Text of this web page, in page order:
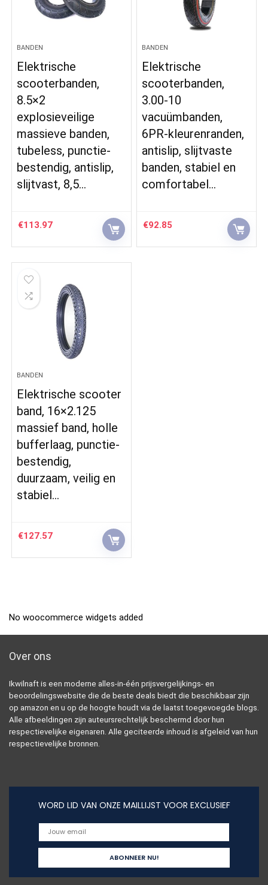
BANDEN
Elektrische
scooterbanden,
8.5×2
explosieveilige
massieve banden,
tubeless, punctie-
bestendig, antislip,
slijtvast, 8,5…
€113.97
BANDEN
Elektrische
scooterbanden,
3.00-10
vacuümbanden,
6PR-kleurenranden,
antislip, slijtvaste
banden, stabiel en
comfortabel…
€92.85
BANDEN
Elektrische scooter
band, 16×2.125
massief band, holle
bufferlaag, punctie-
bestendig,
duurzaam, veilig en
stabiel…
€127.57
No woocommerce widgets added
Over ons
Ikwilnaft is een moderne alles-in-één prijsvergelijkings- en
beoordelingswebsite die de beste deals biedt die beschikbaar zijn
op amazon en u op de hoogte houdt via de laatst toegevoegde blogs.
Alle afbeeldingen zijn auteursrechtelijk beschermd door hun
respectievelijke eigenaren. Alle geciteerde inhoud is afgeleid van hun
respectievelijke bronnen.
WORD LID VAN ONZE MAILLIJST VOOR EXCLUSIEF